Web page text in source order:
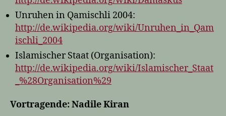
Unruhen in Qamischli 2004:
http://de.wikipedia.org/wiki/Unruhen_in_Qam
ischli_2004
Islamischer Staat (Organisation):
http://de.wikipedia.org/wiki/Islamischer_Staat
_%28Organisation%29
Vortragende: Nadile Kiran